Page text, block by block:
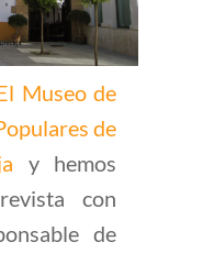
Museo de
de
y hemos
con
de